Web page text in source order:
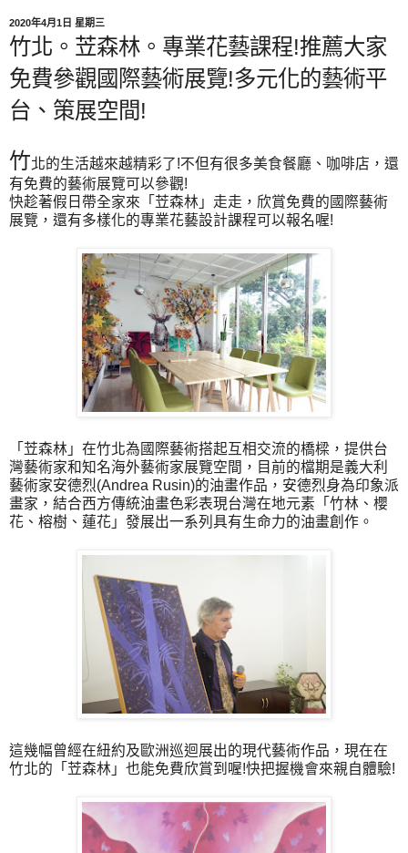
2020年4月1日 星期三
竹北。苙森林。專業花藝課程!推薦大家
免費參觀國際藝術展覽!多元化的藝術平
台、策展空間!
竹北的生活越來越精彩了!不但有很多美食餐廳、咖啡店，還
有免費的藝術展覽可以參觀!
快趁著假日帶全家來「 苙森林 」走走，欣賞免費的國際藝術
展覽，還有多樣化的專業花藝設計課程可以報名喔!
「 苙森林 」在竹北為 國際藝術搭起互相交流的橋樑，提供台
灣藝術家和知名海外藝術家展覽空間，目前的檔期是義大利
藝術家安德烈(Andrea Rusin)的油畫作品，安德烈身為印象派
畫家，結合西方傳統油畫色彩表現台灣在地元素「竹林、櫻
花、榕樹、蓮花」發展出一系列具有生命力的油畫創作。
這幾幅曾經在紐約及歐洲巡迴展出的現代藝術作品，現在在
竹北的 「 苙森林 」也能免費欣賞到喔!快把握機會來親自體驗!